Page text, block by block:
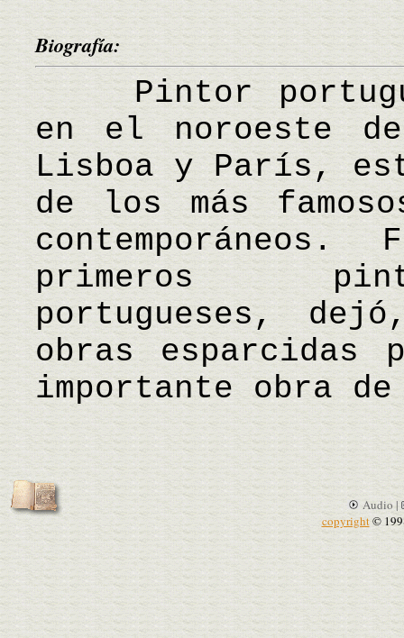
Biografía:
Pintor
en el noroeste
Lisboa y París,
de los más
primeros
portugueses,
obras esparcidas
importante obra
Audio |
copyright©